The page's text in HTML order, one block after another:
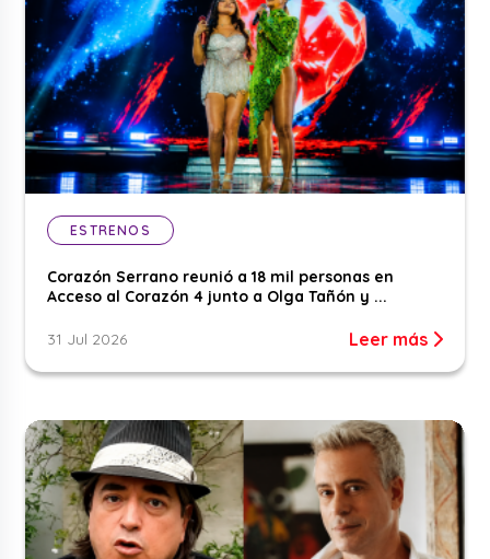
ESTRENOS
Corazón Serrano reunió a 18 mil personas en
Acceso al Corazón 4 junto a Olga Tañón y ...
31 Jul 2026 Leer más